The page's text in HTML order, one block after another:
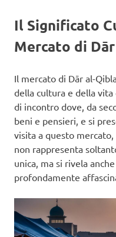
Il Significato
Mercato di
Il mercato di Dār al-
della cultura e della vita
di incontro dove, da
beni e pensieri, e si
visita a questo
non rappresenta
unica, ma si rivela
profondamente